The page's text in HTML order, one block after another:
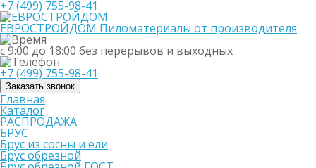
+7 (499) 755-98-41
ЕВРОСТРОЙДОМ Пиломатериалы от производителя
с 9:00 до 18:00 без перерывов и выходных
+7 (499) 755-98-41
Заказать звонок
Главная
Каталог
РАСПРОДАЖА
БРУС
Брус из сосны и ели
Брус обрезной